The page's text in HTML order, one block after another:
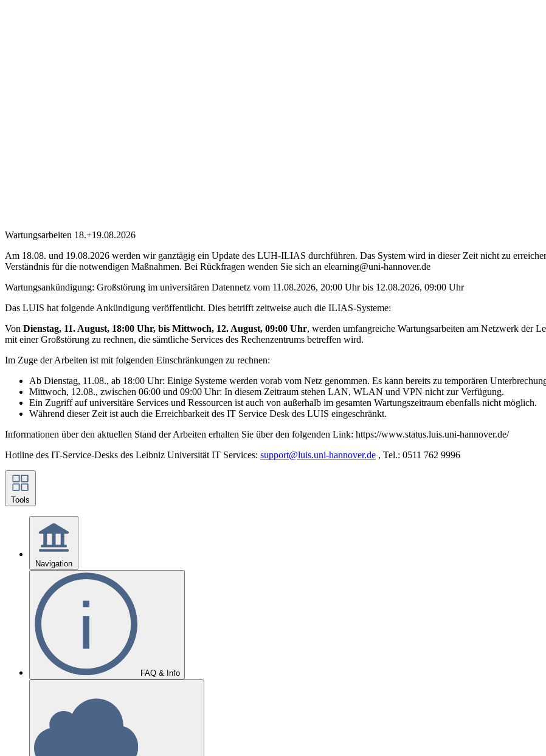
Wartungsarbeiten 18.+19.08.2026
Am 18.08. und 19.08.2026 werden wir ganztägig ein Update des LUH-ILIAS durchführen. Das System wird in dieser Zeit nicht zu
Verständnis für die notwendigen Maßnahmen. Bei Rückfragen wenden Sie sich an elearning@uni-hannover.de
Wartungsankündigung: Großstörung im universitären Datennetz vom 11.08.2026, 20:00 Uhr bis 12.08.2026, 09:00 Uhr
Das LUIS hat folgende Ankündigung veröffentlicht. Dies betrifft zeitweise auch die ILIAS-Systeme:
Von Dienstag, 11. August, 18:00 Uhr, bis Mittwoch, 12. August, 09:00 Uhr, werden umfangreiche Wartungsarbeiten am Netzwerk der
mit einer Großstörung zu rechnen, die sämtliche Services des Rechenzentrums betreffen wird.
Im Zuge der Arbeiten ist mit folgenden Einschränkungen zu rechnen:
Ab Dienstag, 11.08., ab 18:00 Uhr: Einige Systeme werden vorab vom Netz genommen. Es kann bereits zu temporären
Mittwoch, 12.08., zwischen 06:00 und 09:00 Uhr: In diesem Zeitraum stehen LAN, WLAN und VPN nicht zur Verfügung.
Ein Zugriff auf universitäre Services und Ressourcen ist auch von außerhalb im gesamten Wartungszeitraum ebenfalls nicht möglich.
Während dieser Zeit ist auch die Erreichbarkeit des IT Service Desk des LUIS eingeschränkt.
Informationen über den aktuellen Stand der Arbeiten erhalten Sie über den folgenden Link: https://www.status.luis.uni-hannover.de/
Hotline des IT-Service-Desks des Leibniz Universität IT Services: support@luis.uni-hannover.de , Tel.: 0511 762 9996
Tools
Navigation
FAQ & Info